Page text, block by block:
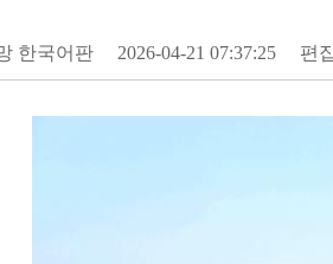
한국어판 2026-04-21 07:37:25 편